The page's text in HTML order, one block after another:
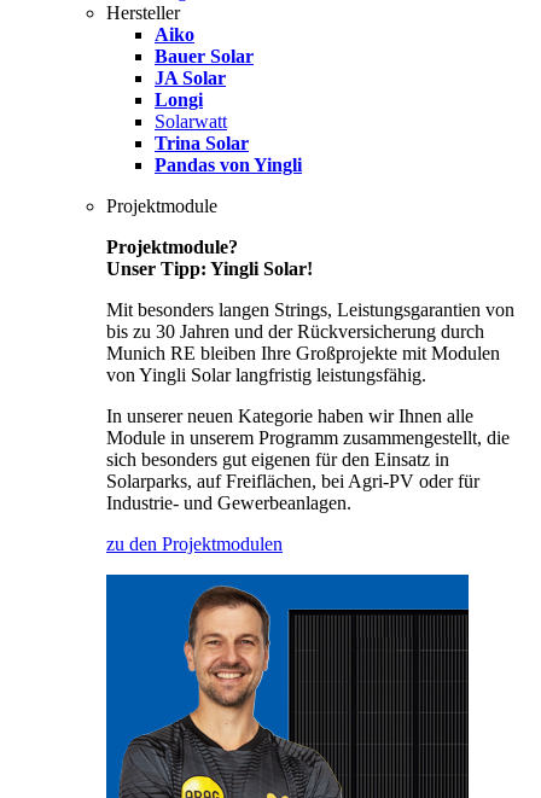
Hersteller
Aiko
Bauer Solar
JA Solar
Longi
Solarwatt
Trina Solar
Pandas von Yingli
Projektmodule
Projektmodule?
Unser Tipp: Yingli Solar!
Mit besonders langen Strings, Leistungsgarantien von
bis zu 30 Jahren und der Rückversicherung durch
Munich RE bleiben Ihre Großprojekte mit Modulen
von Yingli Solar langfristig leistungsfähig.
In unserer neuen Kategorie haben wir Ihnen alle
Module in unserem Programm zusammengestellt, die
sich besonders gut eigenen für den Einsatz in
Solarparks, auf Freiflächen, bei Agri-PV oder für
Industrie- und Gewerbeanlagen.
zu den Projektmodulen